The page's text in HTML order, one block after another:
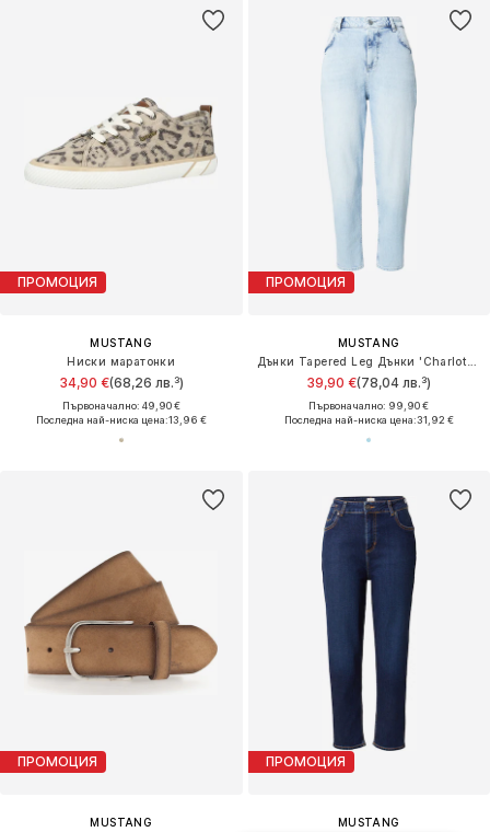
ПРОМОЦИЯ
MUSTANG
Ниски маратонки
34,90 €(68,26 лв.³)
Първоначално: 49,90 €
Последна най-ниска цена:13,96 €
ПРОМОЦИЯ
MUSTANG
39,90 €(78,04 лв.³)
Първоначално: 99,90 €
Последна най-ниска цена:31,92 €
ПРОМОЦИЯ
MUSTANG
ПРОМОЦИЯ
MUSTANG